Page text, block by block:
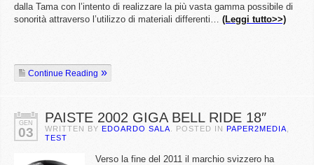
dalla Tama con l’intento di realizzare la più vasta gamma possibile di
sonorità attraverso l’utilizzo di materiali differenti… (Leggi tutto>>)
Continue Reading
GEN
03
PAISTE 2002 GIGA BELL RIDE 18″
WRITTEN BY EDOARDO SALA . POSTED IN PAPER2MEDIA
TEST
Verso la fine del 2011 il marchio svizzero ha